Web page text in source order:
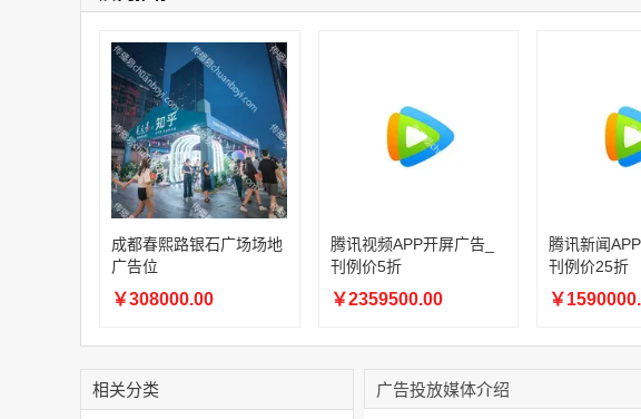
成都春熙路银石广场场地
广告位
￥308000.00
腾讯视频APP开屏广告_
刊例价5折
￥2359500.00
腾讯新闻
刊例价25折
￥
相关分类 广告投放媒体介绍